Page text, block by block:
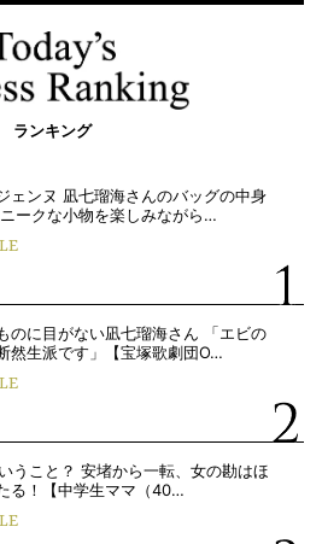
ランキング
ェンヌ 凪七瑠海さんのバッグの中身
ークな小物を楽しみながら…
のに目がない凪七瑠海さん 「エビの
然生派です」【宝塚歌劇団O…
うこと？ 安堵から一転、女の勘はほ
る！【中学生ママ（40…